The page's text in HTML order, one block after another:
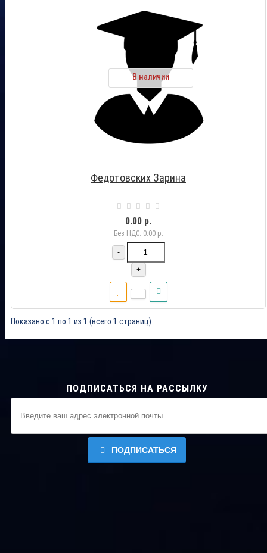
В наличии
Федотовских Зарина
0.00 р.
Без НДС: 0.00 р.
-
+
Показано с 1 по 1 из 1 (всего 1 страниц)
ПОДПИСАТЬСЯ НА РАССЫЛКУ
ПОДПИСАТЬСЯ